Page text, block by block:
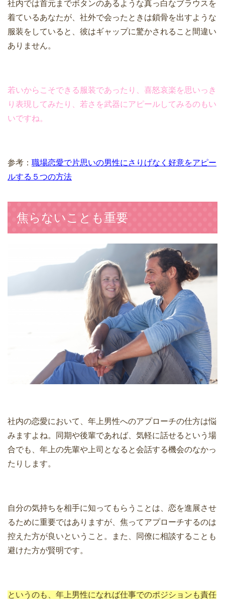
社内では首元までボタンのあるような真っ白なブラウスを
着ているあなたが、社外で会ったときは鎖骨を出すような
服装をしていると、彼はギャップに驚かされること間違い
ありません。
若いからこそできる服装であったり、喜怒哀楽を思いっき
り表現してみたり、若さを武器にアピールしてみるのもい
いですね。
参考： 職場恋愛で片思いの男性にさりげなく好意をアピー
ルする５つの方法
焦らないことも重要
社内の恋愛において、年上男性へのアプローチの仕方は悩
みますよね。同期や後輩であれば、気軽に話せるという場
合でも、年上の先輩や上司となると会話する機会のなかっ
たりします。
自分の気持ちを相手に知ってもらうことは、恋を進展させ
るために重要ではありますが、焦ってアプローチするのは
控えた方が良いということ。また、同僚に相談することも
避けた方が賢明です。
というのも、年上男性になれば仕事でのポジションも責任